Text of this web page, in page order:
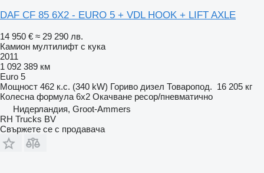
DAF CF 85 6X2 - EURO 5 + VDL HOOK + LIFT AXLE
14 950 € ≈ 29 290 лв.
Камион мултилифт с кука
2011
1 092 389 км
Euro 5
Мощност 462 к.с. (340 kW) Гориво дизел Товаропод. 16 205 кг
Колесна формула 6x2 Окачване ресор/пневматично
Нидерландия, Groot-Ammers
RH Trucks BV
Свържете се с продавача